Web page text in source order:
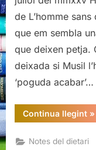
de L’homme
que em sembla
que deixen petja.
deixada si Musil
‘poguda acabar’…
Continua llegint »
Notes del dietari